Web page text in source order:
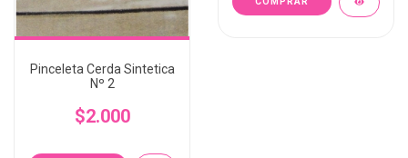
Pinceleta Cerda Sintetica
Nº 2
$2.000